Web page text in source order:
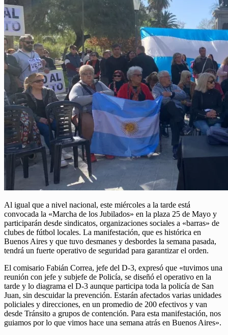
Al igual que a nivel nacional, este miércoles a la tarde está
convocada la «Marcha de los Jubilados» en la plaza 25 de Mayo y
participarán desde sindicatos, organizaciones sociales a «barras» de
clubes de fútbol locales. La manifestación, que es histórica en
Buenos Aires y que tuvo desmanes y desbordes la semana pasada,
tendrá un fuerte operativo de seguridad para garantizar el orden.
El comisario Fabián Correa, jefe del D-3, expresó que «tuvimos una
reunión con jefe y subjefe de Policía, se diseñó el operativo en la
tarde y lo diagrama el D-3 aunque participa toda la policía de San
Juan, sin descuidar la prevención. Estarán afectados varias unidades
policiales y direcciones, en un promedio de 200 efectivos y van
desde Tránsito a grupos de contención. Para esta manifestación, nos
guiamos por lo que vimos hace una semana atrás en Buenos Aires».